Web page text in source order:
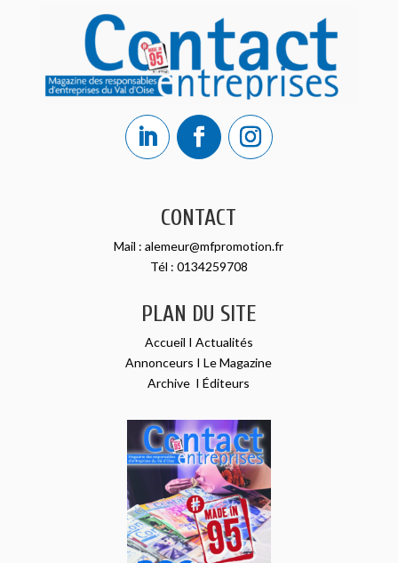
CONTACT
Mail :alemeur@mfpromotion.fr
Tél : 0134259708
PLAN DU SITE
Accueil I Actualités
Annonceurs ILe Magazine
Archive IÉditeurs